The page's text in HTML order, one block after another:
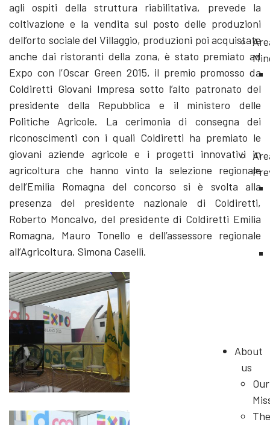
About
us
Our
The
agli ospiti della struttura riabilitativa, prevede la
coltivazione e la vendita sul posto delle produzioni
dell’orto sociale del Villaggio, produzioni poi acquistate
anche dai ristoranti della zona, è stato premiato ad
Expo con l’Oscar Green 2015, il premio promosso da
Coldiretti Giovani Impresa sotto l’alto patronato del
presidente della Repubblica e il ministero delle
Politiche Agricole. La cerimonia di consegna dei
riconoscimenti con i quali Coldiretti ha premiato le
giovani aziende agricole e i progetti innovativi in
agricoltura che hanno vinto la selezione regionale
dell’Emilia Romagna del concorso si è svolta alla
presenza del presidente nazionale di Coldiretti,
Roberto Moncalvo, del presidente di Coldiretti Emilia
Romagna, Mauro Tonello e dell’assessore regionale
all’Agricoltura, Simona Caselli.